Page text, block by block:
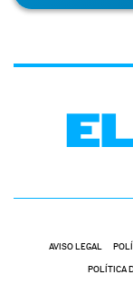
AVISO LEGAL
POLÍTICA